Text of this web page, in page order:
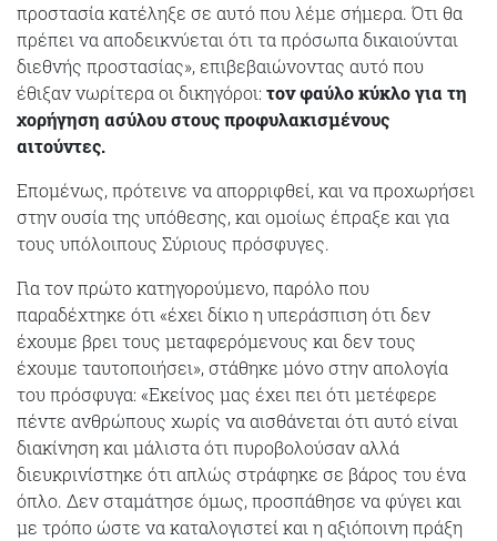
προστασία κατέληξε σε αυτό που λέμε σήμερα. Ότι θα
πρέπει να αποδεικνύεται ότι τα πρόσωπα δικαιούνται
διεθνής προστασίας», επιβεβαιώνοντας αυτό που
έθιξαν νωρίτερα οι δικηγόροι: τον φαύλο κύκλο για τη
χορήγηση ασύλου στους προφυλακισμένους
αιτούντες.
Επομένως, πρότεινε να απορριφθεί, και να προχωρήσει
στην ουσία της υπόθεσης, και ομοίως έπραξε και για
τους υπόλοιπους Σύριους πρόσφυγες.
Για τον πρώτο κατηγορούμενο, παρόλο που
παραδέχτηκε ότι «έχει δίκιο η υπεράσπιση ότι δεν
έχουμε βρει τους μεταφερόμενους και δεν τους
έχουμε ταυτοποιήσει», στάθηκε μόνο στην απολογία
του πρόσφυγα: «Εκείνος μας έχει πει ότι μετέφερε
πέντε ανθρώπους χωρίς να αισθάνεται ότι αυτό είναι
διακίνηση και μάλιστα ότι πυροβολούσαν αλλά
διευκρινίστηκε ότι απλώς στράφηκε σε βάρος του ένα
όπλο. Δεν σταμάτησε όμως, προσπάθησε να φύγει και
με τρόπο ώστε να καταλογιστεί και η αξιόποινη πράξη